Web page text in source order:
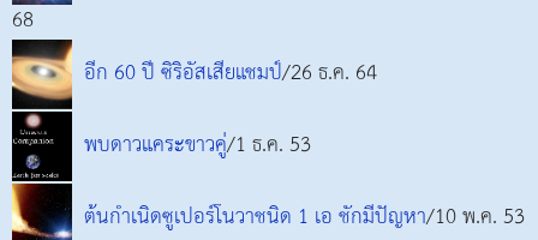
68
อีก 60 ปี ซิริอัสเสียแชมป์/26 ธ.ค. 64
พบดาวแคระขาวคู่/1 ธ.ค. 53
ต้นกำเนิดซูเปอร์โนวาชนิด 1 เอ ชักมีปัญหา/10 พ.ค. 53